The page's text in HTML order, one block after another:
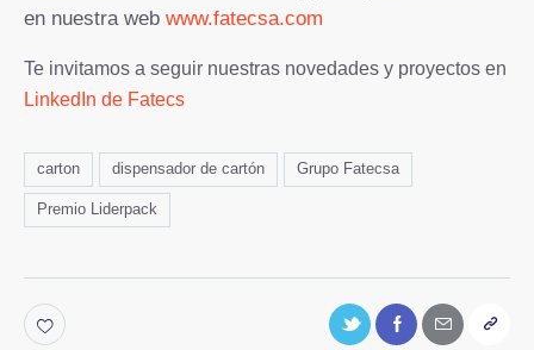
en nuestra web www.fatecsa.com
Te invitamos a seguir nuestras novedades y proyectos en
LinkedIn de Fatecs
carton dispensador de cartón Grupo Fatecsa
Premio Liderpack